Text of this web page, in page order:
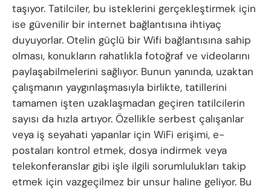
taşıyor. Tatilciler, bu isteklerini gerçekleştirmek için
ise güvenilir bir internet bağlantısına ihtiyaç
duyuyorlar. Otelin güçlü bir Wifi bağlantısına sahip
olması, konukların rahatlıkla fotoğraf ve videolarını
paylaşabilmelerini sağlıyor. Bunun yanında, uzaktan
çalışmanın yaygınlaşmasıyla birlikte, tatillerini
tamamen işten uzaklaşmadan geçiren tatilcilerin
sayısı da hızla artıyor. Özellikle serbest çalışanlar
veya iş seyahati yapanlar için WiFi erişimi, e-
postaları kontrol etmek, dosya indirmek veya
telekonferanslar gibi işle ilgili sorumlulukları takip
etmek için vazgeçilmez bir unsur haline geliyor. Bu